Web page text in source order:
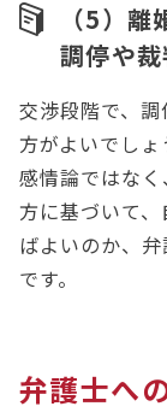
（5）
調停や
交渉段階で、
方がよいでしょ
感情論ではな
方に基づいて
ばよいのか、
です。
弁護士へ